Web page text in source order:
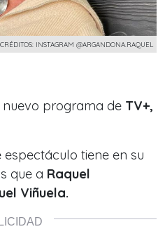
CRÉDITOS: INSTAGRAM @ARGANDONA.RAQUEL
nuevo programa de TV+,
tiene en su
que a Raquel
Viñuela.